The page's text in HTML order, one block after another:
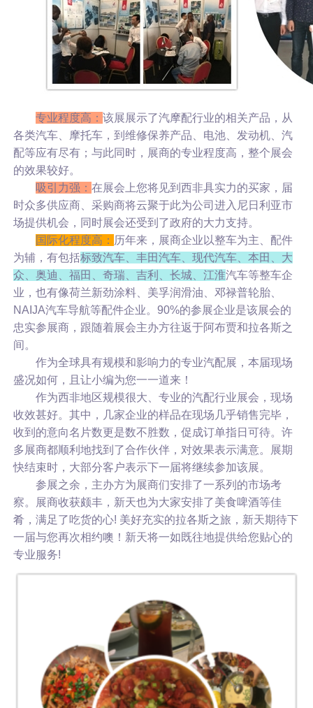
专业程度高： 该展展示了汽摩配行业的相关产品，从
各类汽车、摩托车，到维修保养产品、电池、发动机、汽
配等应有尽有；与此同时，展商的专业程度高，整个展会
的效果较好。
吸引力强： 在展会上您将见到西非具实力的买家，届
时众多供应商、采购商将云聚于此为公司进入尼日利亚市
场提供机会，同时展会还受到了政府的大力支持。
国际化程度高： 历年来，展商企业以整车为主、配件
为辅，有包括标致汽车、丰田汽车、现代汽车、本田、大
众、奥迪、福田、奇瑞、吉利、长城、江淮汽车等整车企
业，也有像荷兰新劲涂料、美孚润滑油、邓禄普轮胎、
NAIJA汽车导航等配件企业。90%的参展企业是该展会的
忠实参展商，跟随着展会主办方往返于阿布贾和拉各斯之
间。
作为全球具有规模和影响力的专业汽配展，本届现场
盛况如何，且让小编为您一一道来！
作为西非地区规模很大、专业的汽配行业展会，现场
收效甚好。其中，几家企业的样品在现场几乎销售完毕，
收到的意向名片数更是数不胜数，促成订单指日可待。许
多展商都顺利地找到了合作伙伴，对效果表示满意。展期
快结束时，大部分客户表示下一届将继续参加该展。
参展之余，主办方为展商们安排了一系列的市场考
察。展商收获颇丰，新天也为大家安排了美食啤酒等佳
肴，满足了吃货的心! 美好充实的拉各斯之旅，新天期待下
一届与您再次相约噢！新天将一如既往地提供给您贴心的
专业服务!